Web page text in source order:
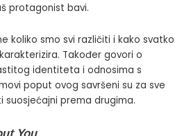
protagonist bavi.
koliko smo svi različiti i kako svatko
Također govori o
identiteta i odnosima s
poput ovog savršeni su za sve
suosjećajni prema drugima.
You